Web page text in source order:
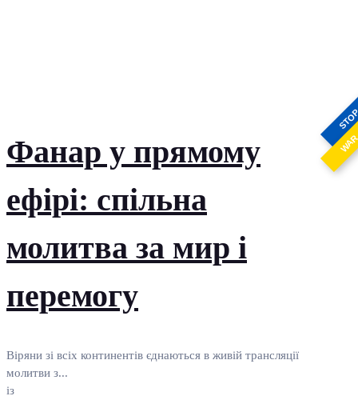
Фанар у прямому
ефірі: спільна
молитва за мир і
перемогу
Віряни зі всіх континентів єднаються в живій трансляції
молитви з...
із